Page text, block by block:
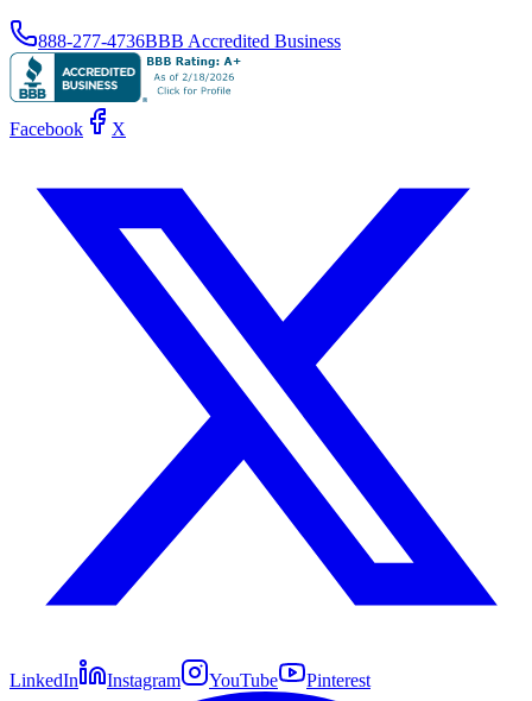
888-277-4736BBB Accredited Business
Facebook X
LinkedIn Instagram YouTube Pinterest